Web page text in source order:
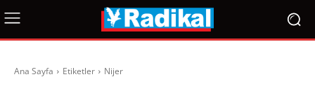
Ana Sayfa Etiketler Nijer